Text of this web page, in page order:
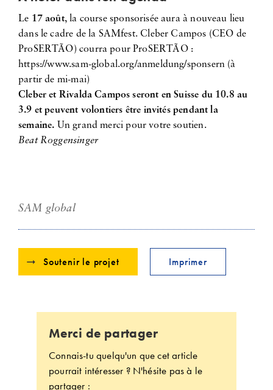
Le 17 août, la course sponsorisée aura à nouveau lieu
dans le cadre de la SAMfest. Cleber Campos (CEO de
ProSERTÃO) courra pour ProSERTÃO :
https://www.sam-global.org/anmeldung/sponsern (à
partir de mi-mai)
Cleber et Rivalda Campos seront en Suisse du 10.8 au
3.9 et peuvent volontiers être invités pendant la
semaine. Un grand merci pour votre soutien.
Beat Roggensinger
SAM global
Soutenir le projet Imprimer
Merci de partager
Connais-tu quelqu'un que cet article
pourrait intéresser ? N'hésite pas à le
partager :